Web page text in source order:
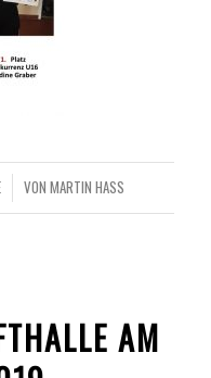
VONMARTIN HASS
AM